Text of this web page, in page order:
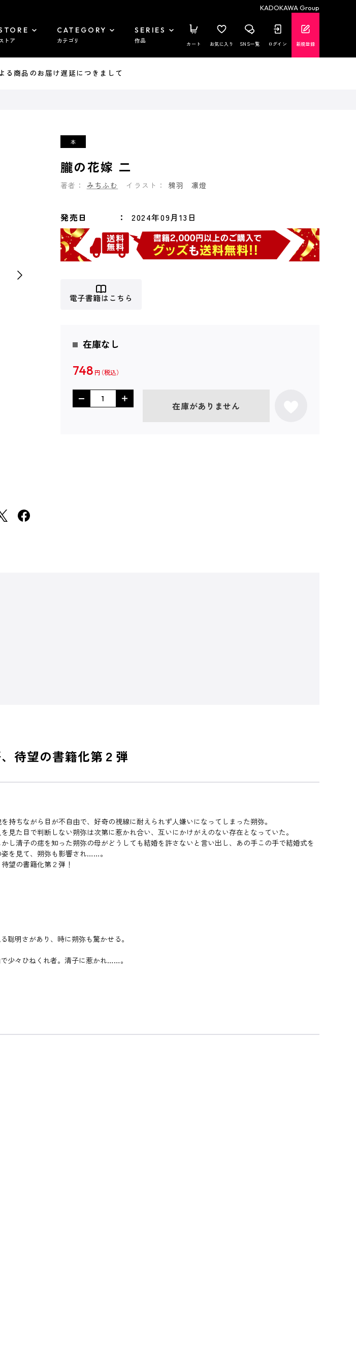
KADOKAWA Group
ストア
CATEGORY
カテゴリ
SERIES
作品 カート お気に入り SNS一覧 ログイン 新規登録
商品のお届け遅延につきまして
朧の花嫁 二
著者： みちふむ イラスト： 鴉羽 凛燈
発売日 2024年09月13日
電子書籍はこちら
在庫なし
748 円
在庫がありません
待望の書籍化第２弾
ちながら目が不自由で、好奇の視線に耐えられず人嫌いになってしまった朔弥。
た目で判断しない朔弥は次第に惹かれ合い、互いにかけがえのない存在となっていた。
清子の痣を知った朔弥の母がどうしても結婚を許さないと言い出し、あの手この手で結婚式を
を見て、朔弥も影響され……。
望の書籍化第２弾！
明さがあり、時に朔弥も驚かせる。
少々ひねくれ者。清子に惹かれ……。